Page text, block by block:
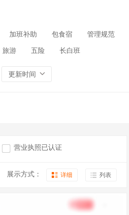
加班补助 包食宿 管理规范
旅游 五险 长白班
更新时间
营业执照已认证
展示方式： 详细 列表